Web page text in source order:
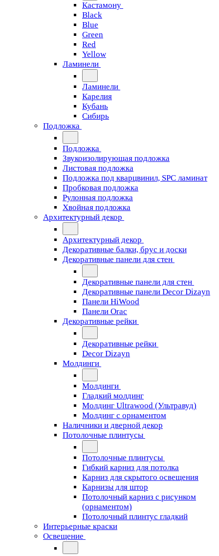
Кастамону
Black
Blue
Green
Red
Yellow
Ламинели
Ламинели
Карелия
Кубань
Сибирь
Подложка
Подложка
Звукоизолирующая подложка
Листовая подложка
Подложка под кварцвинил, SPC ламинат
Пробковая подложка
Рулонная подложка
Хвойная подложка
Архитектурный декор
Архитектурный декор
Декоративные балки, брус и доски
Декоративные панели для стен
Декоративные панели для стен
Декоративные панели Decor Dizayn
Панели HiWood
Панели Orac
Декоративные рейки
Декоративные рейки
Decor Dizayn
Молдинги
Молдинги
Гладкий молдинг
Молдинг Ultrawood (Ультравуд)
Молдинг с орнаментом
Наличники и дверной декор
Потолочные плинтусы
Потолочные плинтусы
Гибкий карниз для потолка
Карниз для скрытого освещения
Карнизы для штор
Потолочный карниз с рисунком
(орнаментом)
Потолочный плинтус гладкий
Интерьерные краски
Освещение